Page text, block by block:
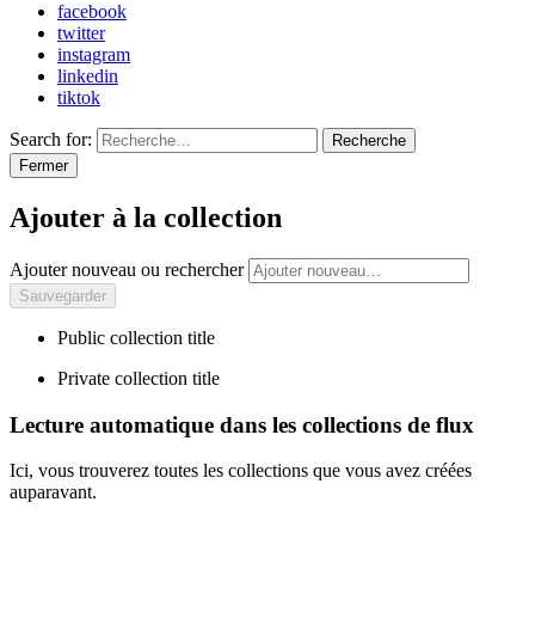
facebook
twitter
instagram
linkedin
tiktok
Search for:
Recherche
Fermer
Ajouter à la collection
Ajouter nouveau ou rechercher
Public collection title
Private collection title
Lecture automatique dans les collections de flux
Ici, vous trouverez toutes les collections que vous avez créées
auparavant.